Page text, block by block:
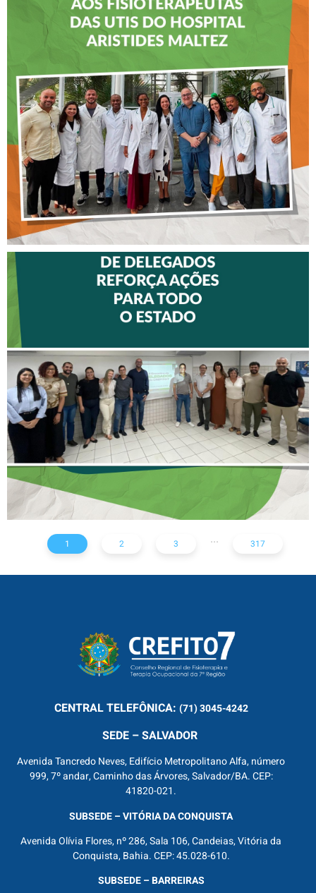
CREFITO-7 LEVA EDUCAÇÃO
CONTINUADA AOS
FISIOTERAPEUTAS DAS UTIs
DO HOSPITAL ARISTIDES
MALTEZ
DELEGADOS REFORÇA
AÇÕES PARA TODO O
ESTADO
1 2 3 ... 317
CENTRALTELEFÔNICA: (71) 3045-4242
SEDE – SALVADOR
Avenida Tancredo Neves, Edifício Metropolitano Alfa, número
999, 7º andar, Caminho das Árvores, Salvador/BA. CEP:
41820-021.
SUBSEDE – VITÓRIA DA CONQUISTA
Avenida Olívia Flores, nº 286, Sala 106, Candeias, Vitória da
Conquista, Bahia. CEP: 45.028-610.
SUBSEDE – BARREIRAS